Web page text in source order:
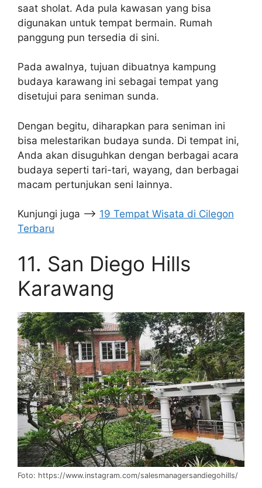
saat sholat. Ada pula kawasan yang bisa
digunakan untuk tempat bermain. Rumah
panggung pun tersedia di sini.
Pada awalnya, tujuan dibuatnya kampung
budaya karawang ini sebagai tempat yang
disetujui para seniman sunda.
Dengan begitu, diharapkan para seniman ini
bisa melestarikan budaya sunda. Di tempat ini,
Anda akan disuguhkan dengan berbagai acara
budaya seperti tari-tari, wayang, dan berbagai
macam pertunjukan seni lainnya.
Kunjungi juga –> 19 Tempat Wisata di Cilegon
Terbaru
11. San Diego Hills
Karawang
Foto: https://www.instagram.com/salesmanagersandiegohills/